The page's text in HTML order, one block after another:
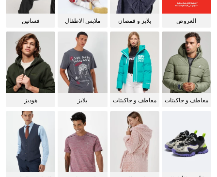
العروض
بلايز و قمصان
ملابس الاطفال فساتين
معاطف و جاكيتات
معاطف و جاكيتات
بلايز هوديز